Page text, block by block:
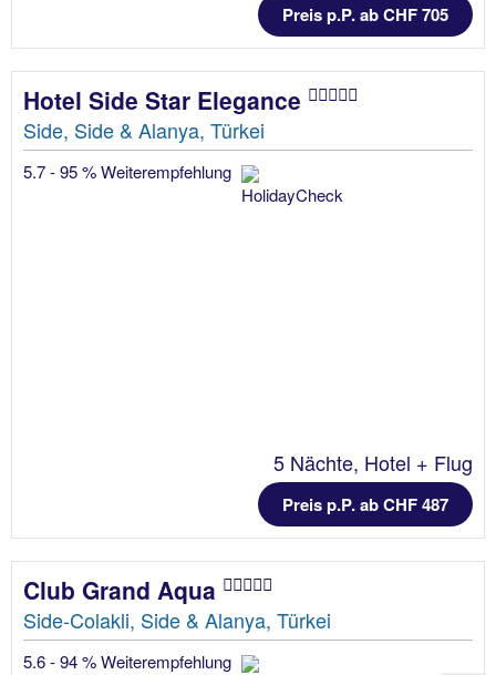
Preis p.P. ab CHF 705
Hotel Side Star Elegance
Side, Side & Alanya, Türkei
5.7 - 95 % Weiterempfehlung
5 Nächte, Hotel + Flug
Preis p.P. ab CHF 487
Club Grand Aqua
Side-Colakli, Side & Alanya, Türkei
5.6 - 94 % Weiterempfehlung